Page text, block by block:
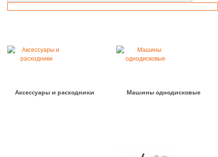
Аксессуары и расходники Машины однодисковые